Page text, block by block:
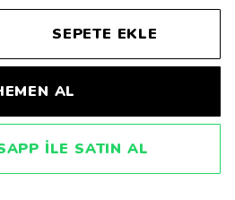
SEPETE EKLE
AL
ILE SATIN AL